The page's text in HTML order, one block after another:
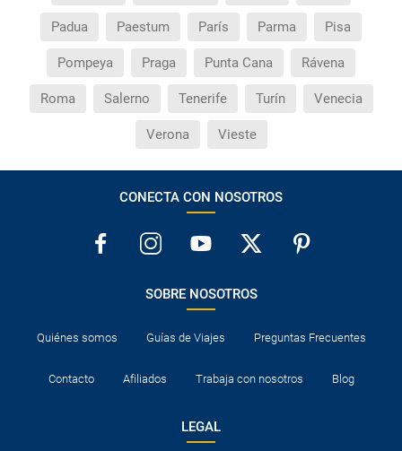
Padua Paestum París Parma Pisa
Pompeya Praga Punta Cana Rávena
Roma Salerno Tenerife Turín Venecia
Verona Vieste
CONECTA CON NOSOTROS
SOBRE NOSOTROS
Quiénes somos Guías de Viajes Preguntas Frecuentes
Contacto Afiliados Trabaja con nosotros Blog
LEGAL